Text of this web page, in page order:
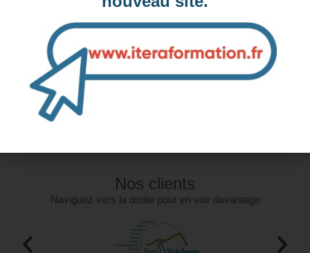
Formation PowerPoint, Créer un diaporama pertinent -
Préparation TOSA (éligible CPF)
Formation PowerPoint, Perfectionnement - Préparation TOSA
Nos clients
Naviguez vers la droite pour en voir davantage